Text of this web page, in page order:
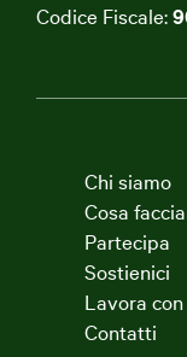
Codice Fiscale:
Chi siamo
Cosa
Partecipa
Sostienici
Lavora
Contatti